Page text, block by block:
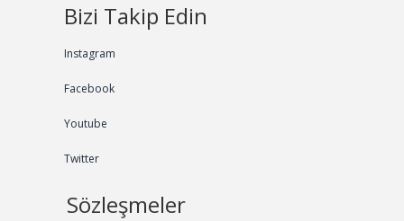
Bizi Takip Edin
Instagram
Facebook
Youtube
Twitter
Sözleşmeler